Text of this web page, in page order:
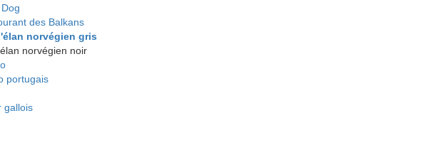
des Balkans
norvégien gris
norvégien noir
portugais
gallois